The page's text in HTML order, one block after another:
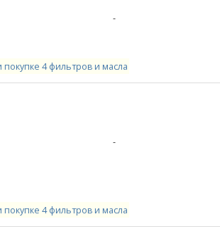
-
4 фильтров и масла
-
4 фильтров и масла